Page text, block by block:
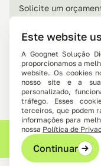
Este website
A Goognet Solução
proporcionamos a
website. Os cookies
nosso site e a
personalizado,
tráfego. Esses
terceiros, que podem
informações para
nossa Política de
Continuar
Solicite um
seu negócio com
© 2026 Goognet